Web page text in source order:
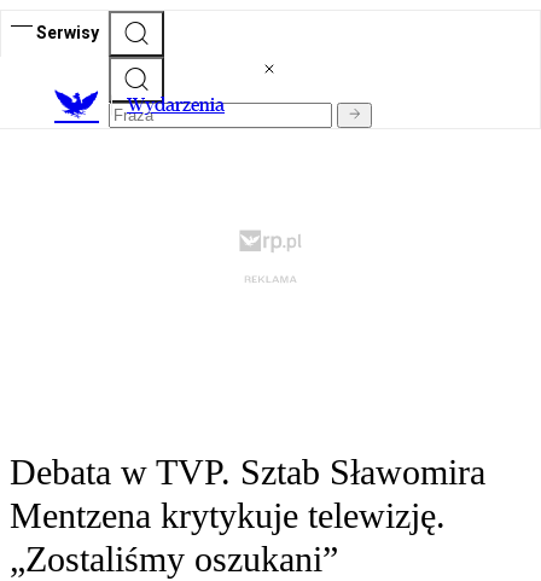
Serwisy
Wydarzenia
Debata w TVP. Sztab Sławomira
Mentzena krytykuje telewizję.
„Zostaliśmy oszukani”